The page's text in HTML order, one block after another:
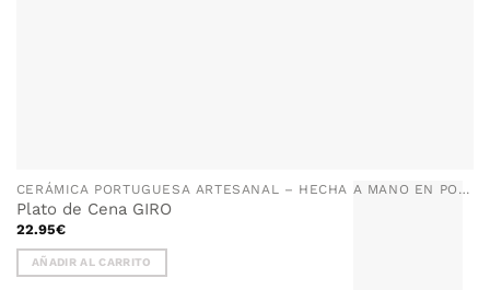
CERÁMICA PORTUGUESA ARTESANAL – HECHA A MANO EN PORTUGAL
Plato de Cena GIRO
22.95€
AÑADIR AL CARRITO